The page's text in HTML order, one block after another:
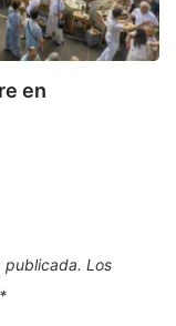
en
publicada. Los
*